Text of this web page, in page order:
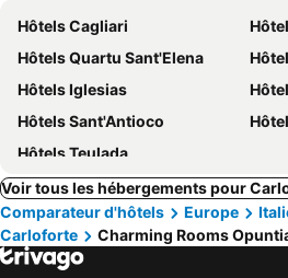
Hôtels Cagliari
Hôtels Quartu Sant'Elena
Hôtels Iglesias
Hôtels Sant'Antioco
Hôtels Teulada
Voir tous les hébergements pour
Comparateur d'hôtels
Europe
Carloforte
Charming Rooms